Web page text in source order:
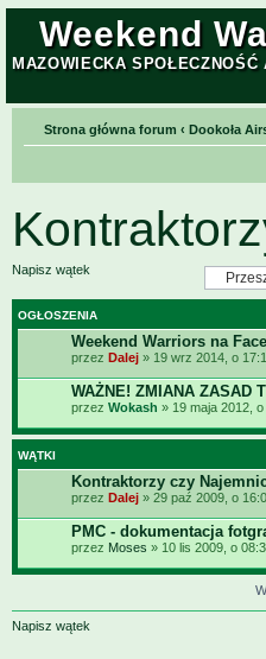
Weekend
MAZOWIECKA SPOŁECZNOŚĆ
Strona główna forum ‹ Dookoła
Napisz wątek
OGŁOSZENIA
Weekend Warriors na
przez Dalej » 19 wrz 2014, o
WAŻNE! ZMIANA ZASAD
przez Wokash » 19 maja 2012,
WĄTKI
Kontraktorzy czy
przez Dalej » 29 paź 2009, o
PMC - dokumentacja
przez Moses » 10 lis 2009, o
Napisz wątek